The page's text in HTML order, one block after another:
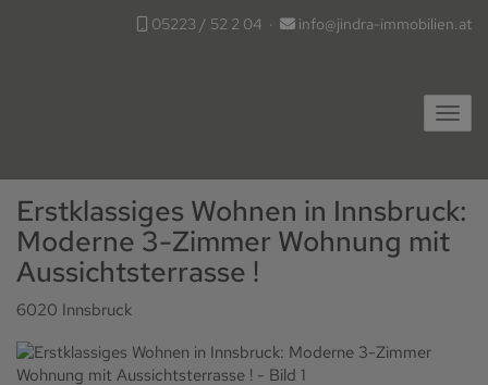
05223 / 52 2 04 · info@jindra-immobilien.at
Erstklassiges Wohnen in Innsbruck:
Moderne 3-Zimmer Wohnung mit
Aussichtsterrasse !
6020 Innsbruck